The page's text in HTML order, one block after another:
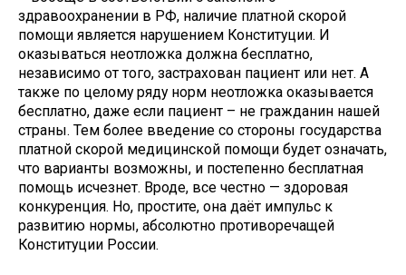
здравоохранении в РФ, наличие платной скорой
помощи является нарушением Конституции. И
оказываться неотложка должна бесплатно,
независимо от того, застрахован пациент или нет. А
также по целому ряду норм неотложка оказывается
бесплатно, даже если пациент – не гражданин нашей
страны. Тем более введение со стороны государства
платной скорой медицинской помощи будет означать,
что варианты возможны, и постепенно бесплатная
помощь исчезнет. Вроде, все честно — здоровая
конкуренция. Но, простите, она даёт импульс к
развитию нормы, абсолютно противоречащей
Конституции России.